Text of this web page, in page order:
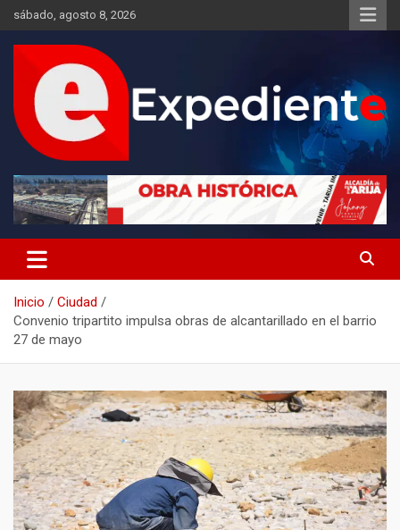
Saltar
al
contenido
sábado, agosto 8, 2026
Expediente
Inicio
Ciudad
Convenio tripartito impulsa obras de alcantarillado en el barrio
27 de mayo